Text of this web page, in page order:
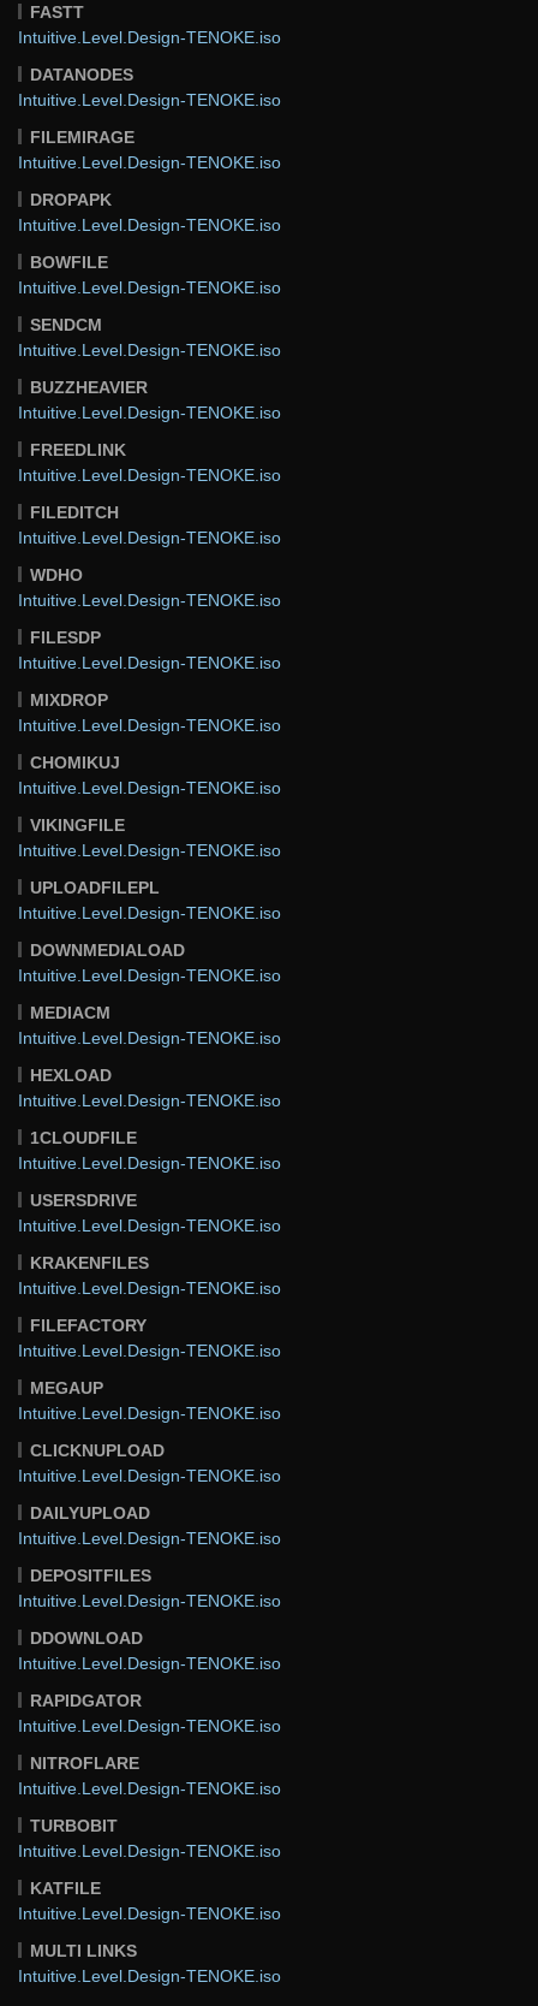
FASTT
Intuitive.Level.Design-TENOKE.iso
DATANODES
Intuitive.Level.Design-TENOKE.iso
FILEMIRAGE
Intuitive.Level.Design-TENOKE.iso
DROPAPK
Intuitive.Level.Design-TENOKE.iso
BOWFILE
Intuitive.Level.Design-TENOKE.iso
SENDCM
Intuitive.Level.Design-TENOKE.iso
BUZZHEAVIER
Intuitive.Level.Design-TENOKE.iso
FREEDLINK
Intuitive.Level.Design-TENOKE.iso
FILEDITCH
Intuitive.Level.Design-TENOKE.iso
WDHO
Intuitive.Level.Design-TENOKE.iso
FILESDP
Intuitive.Level.Design-TENOKE.iso
MIXDROP
Intuitive.Level.Design-TENOKE.iso
CHOMIKUJ
Intuitive.Level.Design-TENOKE.iso
VIKINGFILE
Intuitive.Level.Design-TENOKE.iso
UPLOADFILEPL
Intuitive.Level.Design-TENOKE.iso
DOWNMEDIALOAD
Intuitive.Level.Design-TENOKE.iso
MEDIACM
Intuitive.Level.Design-TENOKE.iso
HEXLOAD
Intuitive.Level.Design-TENOKE.iso
1CLOUDFILE
Intuitive.Level.Design-TENOKE.iso
USERSDRIVE
Intuitive.Level.Design-TENOKE.iso
KRAKENFILES
Intuitive.Level.Design-TENOKE.iso
FILEFACTORY
Intuitive.Level.Design-TENOKE.iso
MEGAUP
Intuitive.Level.Design-TENOKE.iso
CLICKNUPLOAD
Intuitive.Level.Design-TENOKE.iso
DAILYUPLOAD
Intuitive.Level.Design-TENOKE.iso
DEPOSITFILES
Intuitive.Level.Design-TENOKE.iso
DDOWNLOAD
Intuitive.Level.Design-TENOKE.iso
RAPIDGATOR
Intuitive.Level.Design-TENOKE.iso
NITROFLARE
Intuitive.Level.Design-TENOKE.iso
TURBOBIT
Intuitive.Level.Design-TENOKE.iso
KATFILE
Intuitive.Level.Design-TENOKE.iso
MULTI LINKS
Intuitive.Level.Design-TENOKE.iso